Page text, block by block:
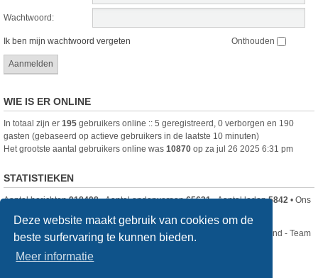
Deze website maakt gebruik van cookies om de
beste surfervaring te kunnen bieden.
Meer informatie
Wachtwoord:
Ik ben mijn wachtwoord vergeten Onthouden
WIE IS ER ONLINE
In totaal zijn er 195 gebruikers online :: 5 geregistreerd, 0 verborgen en 190
gasten (gebaseerd op actieve gebruikers in de laatste 10 minuten)
Het grootste aantal gebruikers online was 10870 op za jul 26 2025 6:31 pm
STATISTIEKEN
Aantal berichten918498• Aantal onderwerpen65631• Aantal leden5842 • Ons
Nikon Club Nederland - Team
Forum